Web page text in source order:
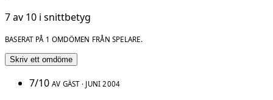
7 av 10 i snittbetyg
BASERAT PÅ 1 OMDÖMEN FRÅN SPELARE.
Skriv ett omdöme
7/10 AV GÄST · JUNI 2004